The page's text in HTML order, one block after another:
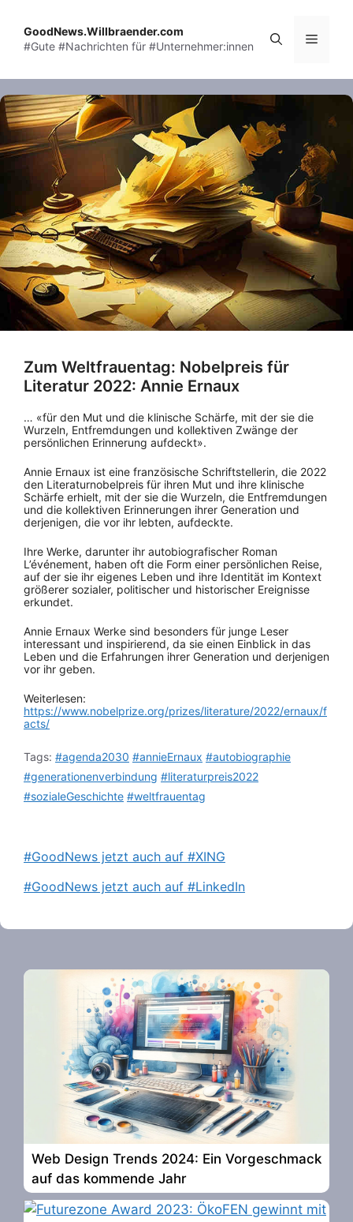
content
GoodNews.Willbraender.com
#Gute #Nachrichten für #Unternehmer:innen
Menu
Zum Weltfrauentag: Nobelpreis für
Literatur 2022: Annie Ernaux
… «für den Mut und die klinische Schärfe, mit der sie die
Wurzeln, Entfremdungen und kollektiven Zwänge der
persönlichen Erinnerung aufdeckt».
Annie Ernaux ist eine französische Schriftstellerin, die 2022
den Literaturnobelpreis für ihren Mut und ihre klinische
Schärfe erhielt, mit der sie die Wurzeln, die Entfremdungen
und die kollektiven Erinnerungen ihrer Generation und
derjenigen, die vor ihr lebten, aufdeckte.
Ihre Werke, darunter ihr autobiografischer Roman
L’événement, haben oft die Form einer persönlichen Reise,
auf der sie ihr eigenes Leben und ihre Identität im Kontext
größerer sozialer, politischer und historischer Ereignisse
erkundet.
Annie Ernaux Werke sind besonders für junge Leser
interessant und inspirierend, da sie einen Einblick in das
Leben und die Erfahrungen ihrer Generation und derjenigen
vor ihr geben.
Weiterlesen:
https://www.nobelprize.org/prizes/literature/2022/ernaux/f
acts/
Tags: #agenda2030 #annieErnaux #autobiographie
#generationenverbindung #literaturpreis2022
#sozialeGeschichte #weltfrauentag
#GoodNews jetzt auch auf #XING
#GoodNews jetzt auch auf #LinkedIn
Web Design Trends 2024: Ein Vorgeschmack
auf das kommende Jahr